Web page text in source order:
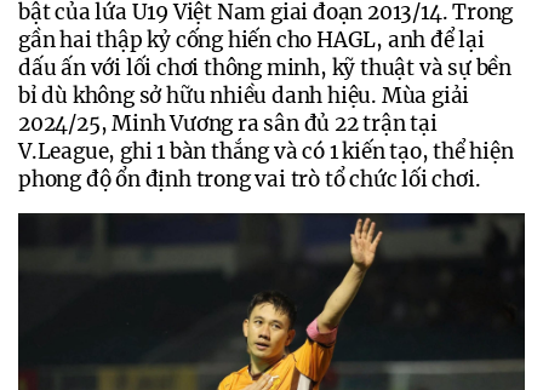
bật của lứa U19 Việt Nam giai đoạn 2013/14. Trong
gần hai thập kỷ cống hiến cho HAGL, anh để lại
dấu ấn với lối chơi thông minh, kỹ thuật và sự bền
bỉ dù không sở hữu nhiều danh hiệu. Mùa giải
2024/25, Minh Vương ra sân đủ 22 trận tại
V.League, ghi 1 bàn thắng và có 1 kiến tạo, thể hiện
phong độ ổn định trong vai trò tổ chức lối chơi.